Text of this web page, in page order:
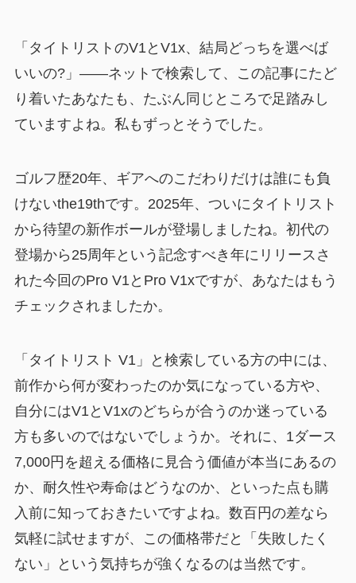
「タイトリストのV1とV1x、結局どっちを選べば
いいの?」——ネットで検索して、この記事にたど
り着いたあなたも、たぶん同じところで足踏みし
ていますよね。私もずっとそうでした。
ゴルフ歴20年、ギアへのこだわりだけは誰にも負
けないthe19thです。2025年、ついにタイトリスト
から待望の新作ボールが登場しましたね。初代の
登場から25周年という記念すべき年にリリースさ
れた今回のPro V1とPro V1xですが、あなたはもう
チェックされましたか。
「タイトリスト V1」と検索している方の中には、
前作から何が変わったのか気になっている方や、
自分にはV1とV1xのどちらが合うのか迷っている
方も多いのではないでしょうか。それに、1ダース
7,000円を超える価格に見合う価値が本当にあるの
か、耐久性や寿命はどうなのか、といった点も購
入前に知っておきたいですよね。数百円の差なら
気軽に試せますが、この価格帯だと「失敗したく
ない」という気持ちが強くなるのは当然です。